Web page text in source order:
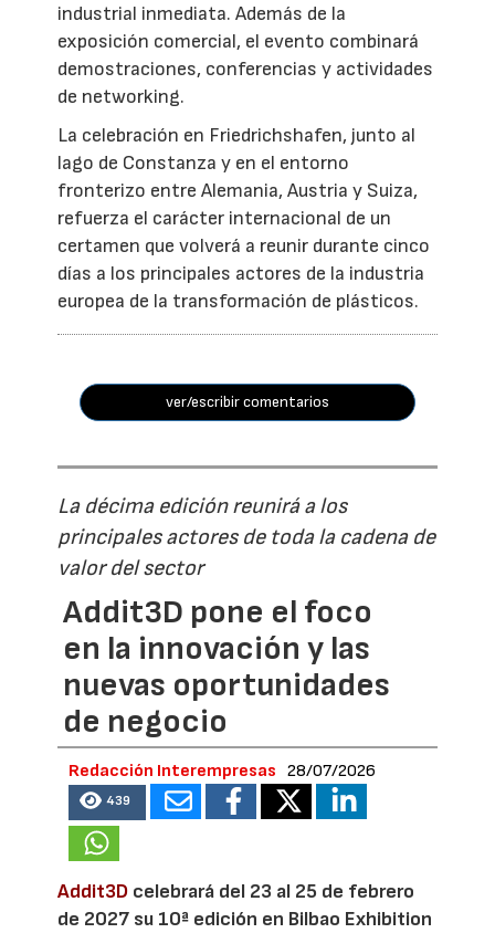
industrial inmediata. Además de la
exposición comercial, el evento combinará
demostraciones, conferencias y actividades
de networking.
La celebración en Friedrichshafen, junto al
lago de Constanza y en el entorno
fronterizo entre Alemania, Austria y Suiza,
refuerza el carácter internacional de un
certamen que volverá a reunir durante cinco
días a los principales actores de la industria
europea de la transformación de plásticos.
ver/escribir comentarios
La décima edición reunirá a los
principales actores de toda la cadena de
valor del sector
Addit3D pone el foco
en la innovación y las
nuevas oportunidades
de negocio
Redacción Interempresas 28/07/2026
439
Addit3D celebrará del 23 al 25 de febrero
de 2027 su 10ª edición en Bilbao Exhibition